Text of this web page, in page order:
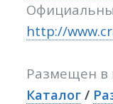
http://
Размещен в
Каталог /